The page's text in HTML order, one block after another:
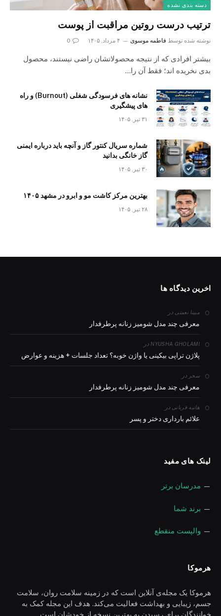
دسته بندی نشده
ترتیب درست روتین مراقبت از پوست
نوشته شده توسط فاطمه موسوی ۴ مرداد, ۱۴۰۵ 0
بیشتر افرادی که از نتیجه محصولاتشان راضی نیستند، محصول
بدی نخریده اند؛ فقط آن را…
نشانه های فرسودگی شغلی (Burnout) و راه
های پیشگیری
۳۱ تیر, ۱۴۰۵
شماره سریال کنتور گاز و آنچه باید درباره ایمنی
گاز خانگی بدانید
۳۰ تیر, ۱۴۰۵
بهترین مرکز کاشت مو و ابرو در مشهد ۱۴۰۵
۲۸ تیر, ۱۴۰۵
اخرین دیدگاه ها
مبینا نعمتی در
معرفی چند مدل شومیز زنانه پرطرفدار
NYUSHA GHOLAMI در
پلاژن تراپی بیکینی یا واژن خوبه؟ تعداد جلسات + هزینه و عوارض
سحر در
معرفی چند مدل شومیز زنانه پرطرفدار
هانیه قربانی در
علائم بارداری دختر و پسر
لینک های مفید
— مدرسان برتر
— برند شما
— والپست منقطع
هرموکا
هرموکا یک مجله‌ی آنلاین است که در زمینه سلامت روان، سلامت
جسم، زیبایی و بهداشت فعالیت می‌کند. هدف این مجله کمک به
خوانندگان برای رسیدن به بهترین نسخه از خودشان است.